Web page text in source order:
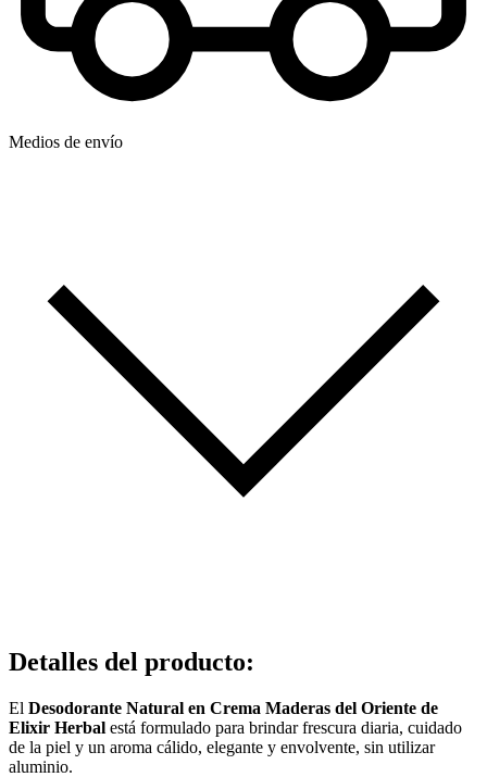
Medios de envío
Detalles del producto:
El Desodorante Natural en Crema Maderas del Oriente de
Elixir Herbal está formulado para brindar frescura diaria, cuidado
de la piel y un aroma cálido, elegante y envolvente, sin utilizar
aluminio.